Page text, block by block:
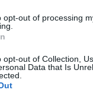
opt-out of processing
opt-out of Collection,
Data that Is